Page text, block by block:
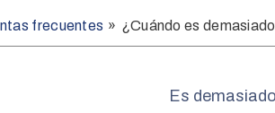
frecuentes » ¿Cuándo es
Es